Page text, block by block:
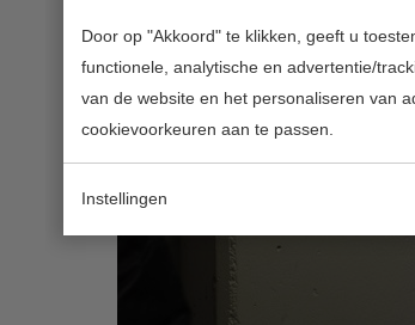
Door op "Akkoord" te klikken, geeft u
functionele, analytische en advertentie/
van de website en het personaliseren van
cookievoorkeuren aan te passen.
Instellingen